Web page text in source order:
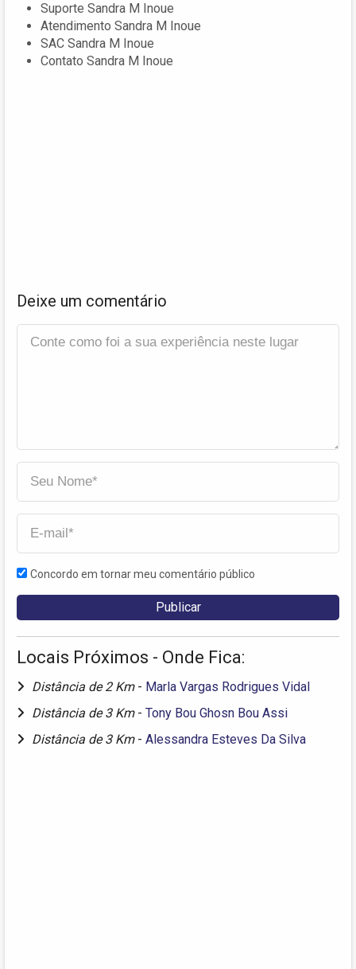
Suporte Sandra M Inoue
Atendimento Sandra M Inoue
SAC Sandra M Inoue
Contato Sandra M Inoue
Deixe um comentário
Concordo em tornar meu comentário público
Locais Próximos - Onde Fica:
Distância de 2 Km - Marla Vargas Rodrigues Vidal
Distância de 3 Km - Tony Bou Ghosn Bou Assi
Distância de 3 Km - Alessandra Esteves Da Silva